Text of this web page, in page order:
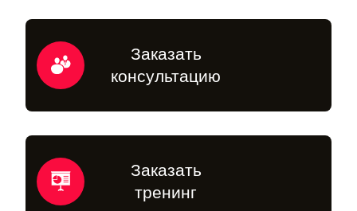
Заказать
консультацию
Заказать
тренинг